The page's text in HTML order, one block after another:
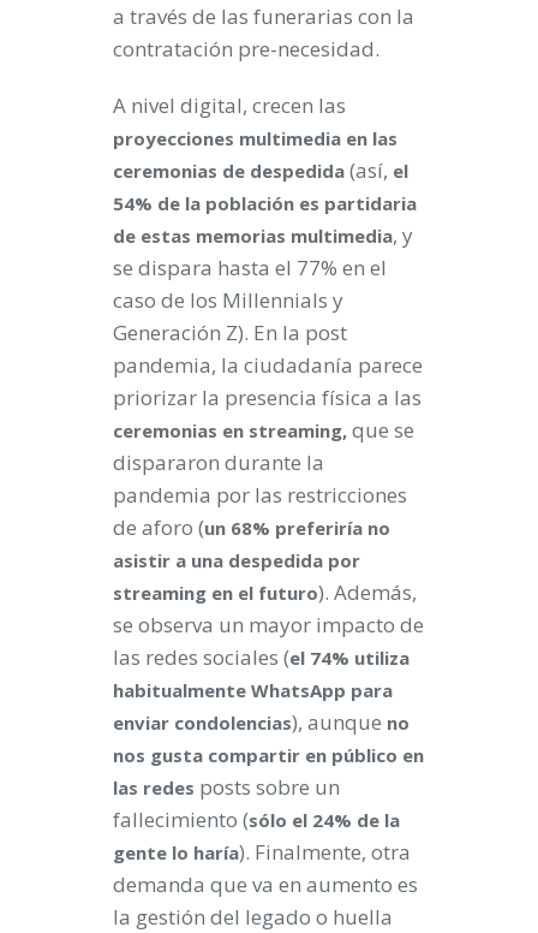
a través de las funerarias con la
contratación pre-necesidad.
A nivel digital, crecen las
proyecciones multimedia en las
ceremonias de despedida (así, el
54% de la población es partidaria
de estas memorias multimedia, y
se dispara hasta el 77% en el
caso de los Millennials y
Generación Z). En la post
pandemia, la ciudadanía parece
priorizar la presencia física a las
ceremonias en streaming, que se
dispararon durante la
pandemia por las restricciones
de aforo (un 68% preferiría no
asistir a una despedida por
streaming en el futuro). Además,
se observa un mayor impacto de
las redes sociales (el 74% utiliza
habitualmente WhatsApp para
enviar condolencias), aunque no
nos gusta compartir en público en
las redes posts sobre un
fallecimiento (sólo el 24% de la
gente lo haría). Finalmente, otra
demanda que va en aumento es
la gestión del legado o huella